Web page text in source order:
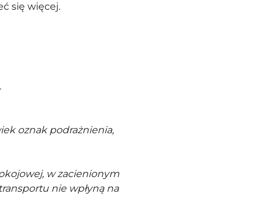
się więcej.
oznak podrażnienia,
w zacienionym
nie wpłyną na